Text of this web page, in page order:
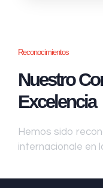
Reconocimientos
Nuestro
Excelencia
Hemos sido
internacionale en